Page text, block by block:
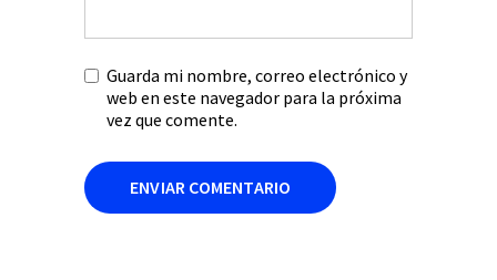
Guarda mi nombre, correo electrónico y
web en este navegador para la próxima
vez que comente.